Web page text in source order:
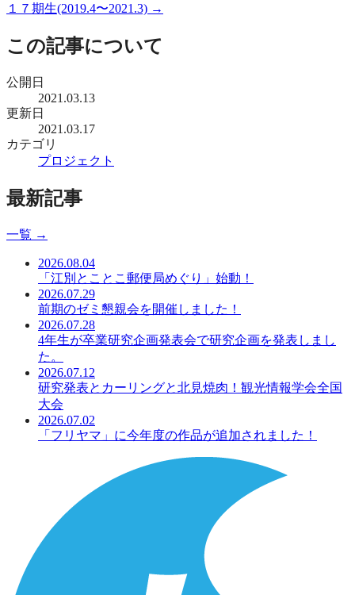
１７期生(2019.4〜2021.3) →
この記事について
公開日
2021.03.13
更新日
2021.03.17
カテゴリ
プロジェクト
最新記事
一覧 →
2026.08.04
「江別とことこ郵便局めぐり」始動！
2026.07.29
前期のゼミ懇親会を開催しました！
2026.07.28
4年生が卒業研究企画発表会で研究企画を発表しまし
た。
2026.07.12
研究発表とカーリングと北見焼肉！観光情報学会全国
大会
2026.07.02
「フリヤマ」に今年度の作品が追加されました！